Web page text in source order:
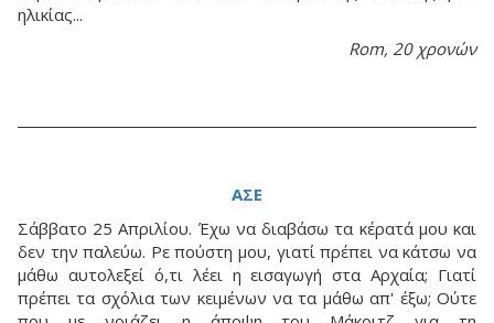
ηλικίας...
Rom, 20 χρονών
ΑΣΕ
Σάββατο 25 Απριλίου. Έχω να διαβάσω τα κέρατά μου και
δεν την παλεύω. Ρε πούστη μου, γιατί πρέπει να κάτσω να
μάθω αυτολεξεί ό,τι λέει η εισαγωγή στα Αρχαία; Γιατί
πρέπει τα σχόλια των κειμένων να τα μάθω απ' έξω; Ούτε